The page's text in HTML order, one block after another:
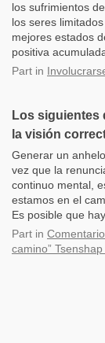
los sufrimientos
los seres
mejores estados
positiva
Part in
Los siguientes
la visión
Generar un
vez que la
continuo mental,
estamos en el
Es posible que
Part in
camino”